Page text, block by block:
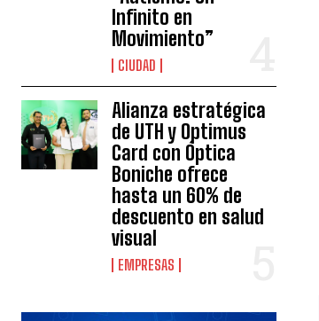
Infinito en
Movimiento”
CIUDAD
Alianza estratégica
de UTH y Optimus
Card con Óptica
Boniche ofrece
hasta un 60% de
descuento en salud
visual
EMPRESAS